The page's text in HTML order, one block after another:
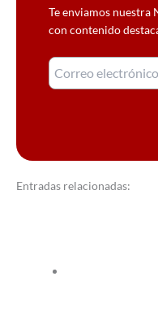
Te enviamos nuestra
con contenido
Entradas relacionadas: